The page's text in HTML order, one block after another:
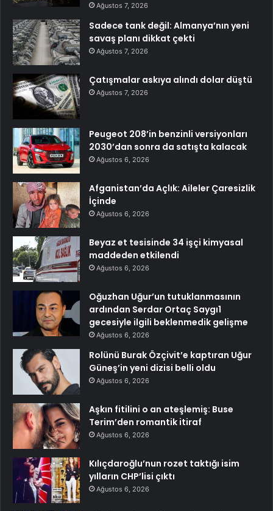
Ağustos 7, 2026
Sadece tank değil: Almanya’nın yeni
savaş planı dikkat çekti
Ağustos 7, 2026
Çatışmalar askıya alındı dolar düştü
Ağustos 7, 2026
Peugeot 208’in benzinli versiyonları
2030’dan sonra da satışta kalacak
Ağustos 6, 2026
Afganistan’da Açlık: Aileler Çaresizlik
İçinde
Ağustos 6, 2026
Beyaz et tesisinde 34 işçi kimyasal
maddeden etkilendi
Ağustos 6, 2026
Oğuzhan Uğur’un tutuklanmasının
ardından Serdar Ortaç Saygı1
gecesiyle ilgili beklenmedik gelişme
Ağustos 6, 2026
Rolünü Burak Özçivit’e kaptıran Uğur
Güneş’in yeni dizisi belli oldu
Ağustos 6, 2026
Aşkın fitilini o an ateşlemiş: Buse
Terim’den romantik itiraf
Ağustos 6, 2026
Kılıçdaroğlu’nun rozet taktığı isim
yılların CHP’lisi çıktı
Ağustos 6, 2026